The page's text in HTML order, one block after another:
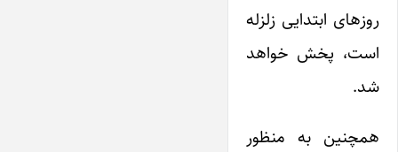
روزهای ابتدایی زلزله
است، پخش خواهد
شد.
همچنین به منظور